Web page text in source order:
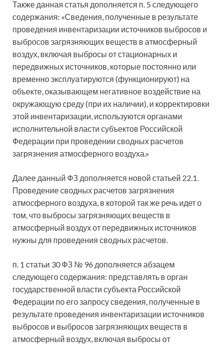
Также данная статья дополняется п. 5 следующего
содержания: «Сведения, полученные в результате
проведения инвентаризации источников выбросов и
выбросов загрязняющих веществ в атмосферный
воздух, включая выбросы от стационарных и
передвижных источников, которые постоянно или
временно эксплуатируются (функционируют) на
объекте, оказывающем негативное воздействие на
окружающую среду (при их наличии), и корректировки
этой инвентаризации, используются органами
исполнительной власти субъектов Российской
Федерации при проведении сводных расчетов
загрязнения атмосферного воздуха.»
Далее данный ФЗ дополняется новой статьей 22.1.
Проведение сводных расчетов загрязнения
атмосферного воздуха, в которой так же речь идет о
том, что выбросы загрязняющих веществ в
атмосферный воздух от передвижных источников
нужны для проведения сводных расчетов.
п. 1 статьи 30 ФЗ № 96 дополняется абзацем
следующего содержания: представлять в орган
государственной власти субъекта Российской
Федерации по его запросу сведения, полученные в
результате проведения инвентаризации источников
выбросов и выбросов загрязняющих веществ в
атмосферный воздух, включая выбросы от